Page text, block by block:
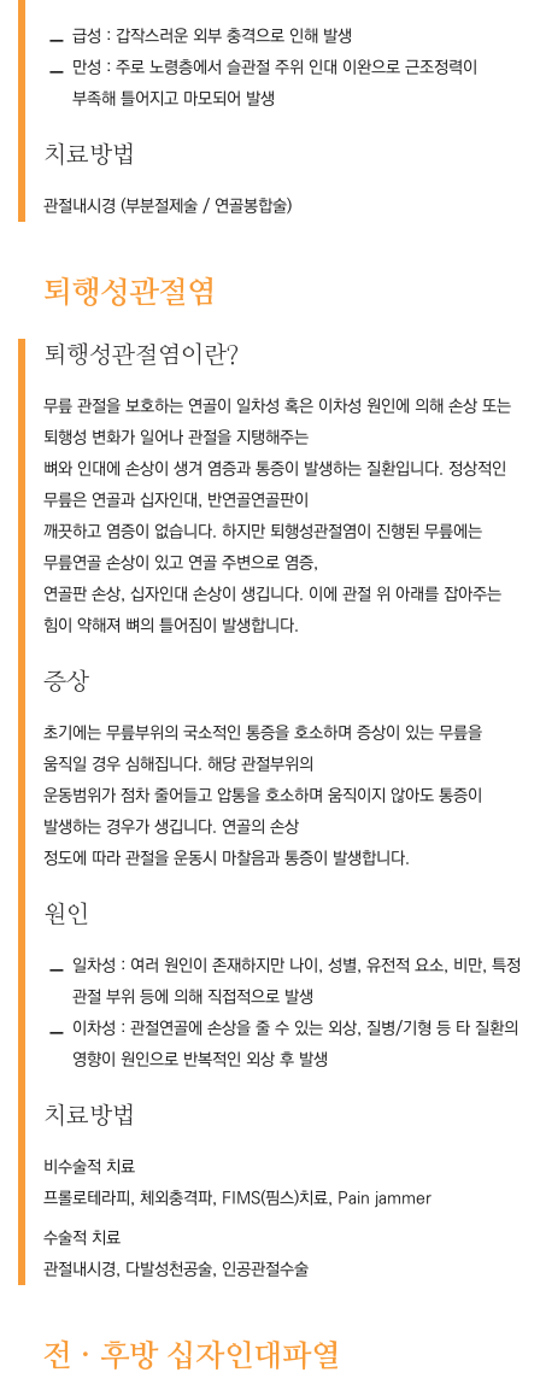
급성 : 갑작스러운 외부 충격으로 인해 발생
만성 : 주로 노령층에서 슬관절 주위 인대 이완으로 근조정력이
부족해 틀어지고 마모되어 발생
치료방법
관절내시경 (부분절제술 / 연골봉합술)
퇴행성관절염
퇴행성관절염이란?
무릎 관절을 보호하는 연골이 일차성 혹은 이차성 원인에 의해 손상 또는
퇴행성 변화가 일어나 관절을 지탱해주는
뼈와 인대에 손상이 생겨 염증과 통증이 발생하는 질환입니다. 정상적인
무릎은 연골과 십자인대, 반연골연골판이
깨끗하고 염증이 없습니다. 하지만 퇴행성관절염이 진행된 무릎에는
무릎연골 손상이 있고 연골 주변으로 염증,
연골판 손상, 십자인대 손상이 생깁니다. 이에 관절 위 아래를 잡아주는
힘이 약해져 뼈의 틀어짐이 발생합니다.
증상
초기에는 무릎부위의 국소적인 통증을 호소하며 증상이 있는 무릎을
움직일 경우 심해집니다. 해당 관절부위의
운동범위가 점차 줄어들고 압통을 호소하며 움직이지 않아도 통증이
발생하는 경우가 생깁니다. 연골의 손상
정도에 따라 관절을 운동시 마찰음과 통증이 발생합니다.
원인
일차성 : 여러 원인이 존재하지만 나이, 성별, 유전적 요소, 비만, 특정
관절 부위 등에 의해 직접적으로 발생
이차성 : 관절연골에 손상을 줄 수 있는 외상, 질병/기형 등 타 질환의
영향이 원인으로 반복적인 외상 후 발생
치료방법
비수술적 치료
프롤로테라피, 체외충격파, FIMS(핌스)치료, Pain jammer
수술적 치료
관절내시경, 다발성천공술, 인공관절수술
전ㆍ후방 십자인대파열